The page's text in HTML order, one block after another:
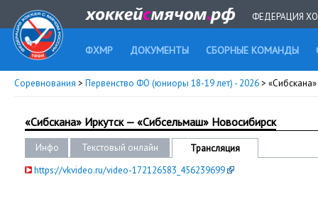
ФЕДЕРАЦИЯ
ФХМР ДОКУМЕНТЫ СБОРНЫЕ КОМАНДЫ
Соревнования > Первенство ФО (юниоры 18-19 лет) - 2026>
«Сибскана» Иркутск — «Сибсельмаш» Новосибирск
Инфо Текстовый онлайн
Трансляция
https://vkvideo.ru/video-172126583_456239699